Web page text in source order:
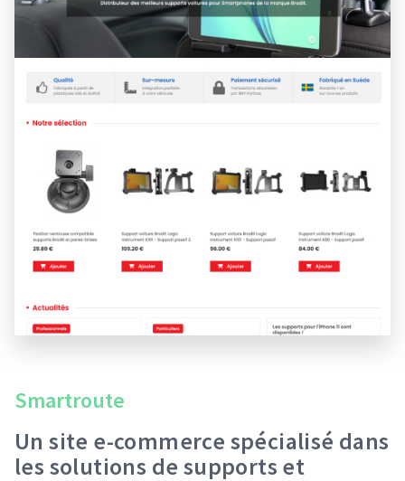
Smartroute
Un site e-commerce spécialisé dans
les solutions de supports et